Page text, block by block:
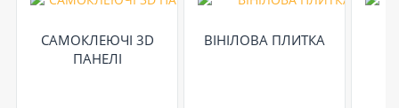
САМОКЛЕЮЧІ 3D
ПАНЕЛІ
ВІНІЛОВА ПЛИТКА